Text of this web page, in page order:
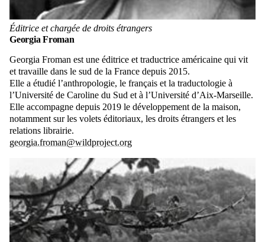
Éditrice et chargée de droits étrangers
Georgia Froman
Georgia Froman est une éditrice et traductrice américaine qui vit
et travaille dans le sud de la France depuis 2015.
Elle a étudié l’anthropologie, le français et la traductologie à
l’Université de Caroline du Sud et à l’Université d’Aix-Marseille.
Elle accompagne depuis 2019 le développement de la maison,
notamment sur les volets éditoriaux, les droits étrangers et les
relations librairie.
georgia.froman@wildproject.org